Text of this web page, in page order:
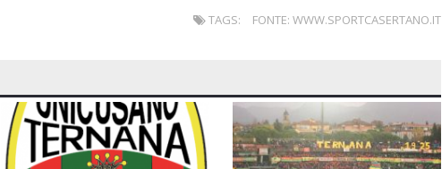
TAGS: FONTE: WWW.SPORTCASERTANO.IT